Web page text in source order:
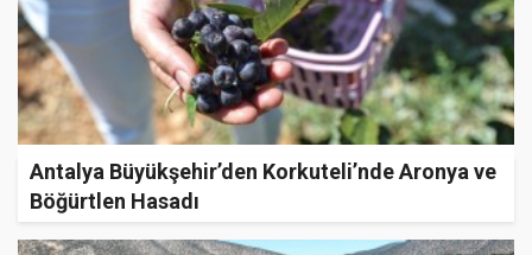
Antalya Büyükşehir’den Korkuteli’nde Aronya ve
Böğürtlen Hasadı